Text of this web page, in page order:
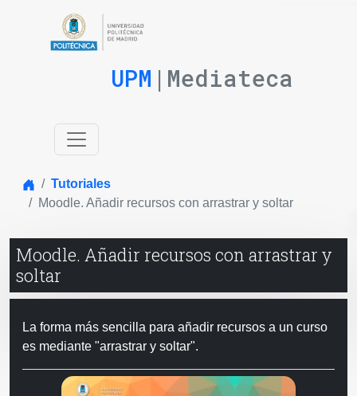
UPM |Mediateca
Inicio
Tutoriales
Moodle. Añadir recursos con arrastrar y soltar
Moodle. Añadir recursos con arrastrar y
soltar
La forma más sencilla para añadir recursos a un curso
es mediante "arrastrar y soltar".